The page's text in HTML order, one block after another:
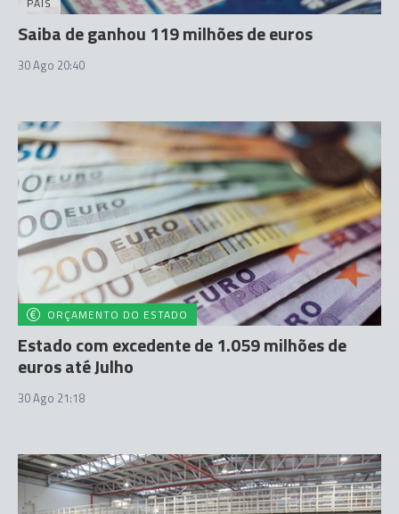
Saiba de ganhou 119 milhões de euros
30 Ago 20:40
ORÇAMENTO DO ESTADO
Estado com excedente de 1.059 milhões de
euros até Julho
30 Ago 21:18